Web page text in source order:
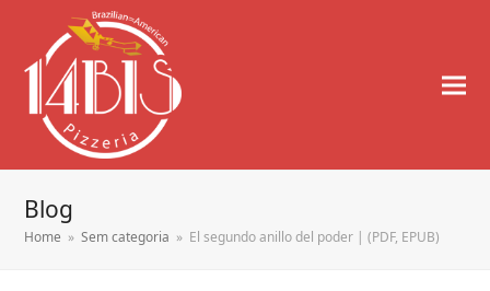
Blog
Home » Sem categoria » El segundo anillo del poder | (PDF, EPUB)